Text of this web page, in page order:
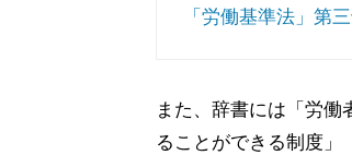
「労働基準法」第
また、辞書には「労働
ることができる制度」